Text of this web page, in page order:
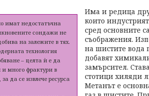
имат недостатъчна
сондажи не
на залежите в тях.
технология
– целта ѝ е да
и много фрактури в
да се извлече ресурса
Има и редица
които
сред основните
съображения.
на шистите вода
добавят
замърсител.
стотици хиляди
Метанът е